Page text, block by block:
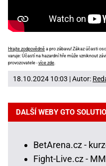
Hrajte zodpovědně a pro zábavu! Zákaz účasti
varuje: Účastí na hazardní hře může vzniknout
provozovatele -více zde
18.10.2024 10:03 | Autor:
DALŠÍ WEBY GTO
BetArena.cz -
Fight-Live.cz -